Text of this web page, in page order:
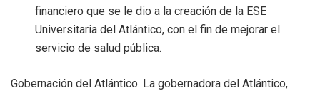
financiero que se le dio a la creación de la ESE
Universitaria del Atlántico, con el fin de mejorar el
servicio de salud pública.
Gobernación del Atlántico. La gobernadora del Atlántico,